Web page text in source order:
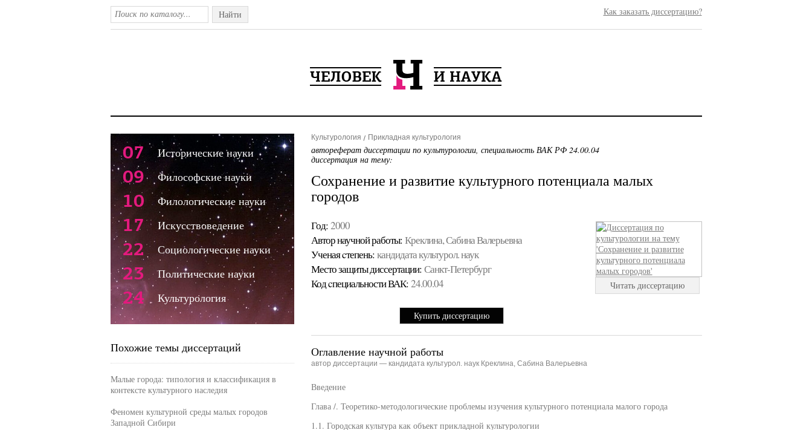
Найти Как заказать диссертацию?
Культурология Прикладная культурология
автореферат диссертации по культурологии, специальность ВАК РФ 24.00.04
диссертация на тему:
Сохранение и развитие культурного потенциала малых
городов
Год: 2000
Автор научной работы: Креклина, Сабина Валерьевна
Ученая cтепень: кандидата культурол. наук
Место защиты диссертации: Санкт-Петербург
Код cпециальности ВАК: 24.00.04
Купить диссертацию
Читать диссертацию
Оглавление научной работы
автор диссертации — кандидата культурол. наук Креклина, Сабина Валерьевна
Введение
Глава /. Теоретико-методологические проблемы изучения культурного потенциала малого города
1.1. Городская культура как объект прикладной культурологии
07 Исторические науки
09 Философские науки
10 Филологические науки
17 Искусствоведение
22 Социологические науки
23 Политические науки
24 Культурология
Похожие темы диссертаций
Малые города: типология и классификация в
контексте культурного наследия
Феномен культурной среды малых городов
Западной Сибири